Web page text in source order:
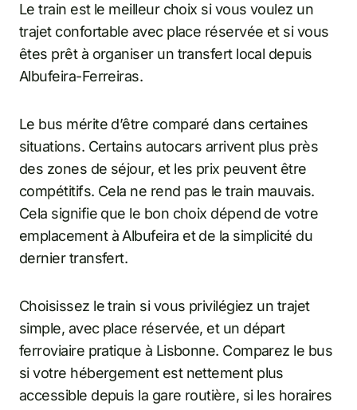
Le train est le meilleur choix si vous voulez un
trajet confortable avec place réservée et si vous
êtes prêt à organiser un transfert local depuis
Albufeira-Ferreiras.
Le bus mérite d’être comparé dans certaines
situations. Certains autocars arrivent plus près
des zones de séjour, et les prix peuvent être
compétitifs. Cela ne rend pas le train mauvais.
Cela signifie que le bon choix dépend de votre
emplacement à Albufeira et de la simplicité du
dernier transfert.
Choisissez le train si vous privilégiez un trajet
simple, avec place réservée, et un départ
ferroviaire pratique à Lisbonne. Comparez le bus
si votre hébergement est nettement plus
accessible depuis la gare routière, si les horaires